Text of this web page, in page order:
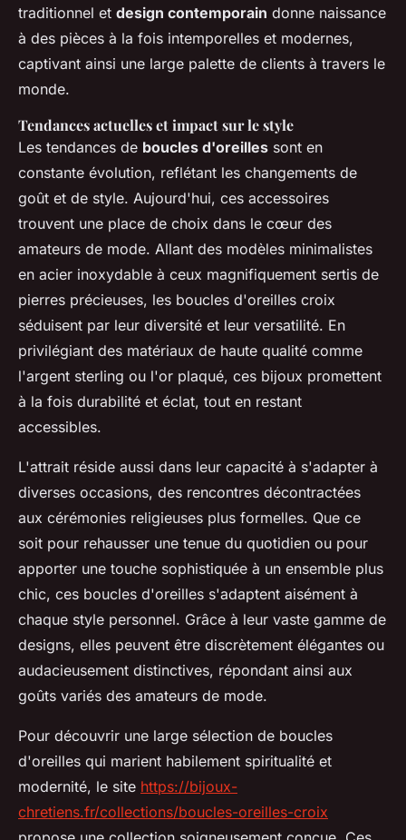
traditionnel et design contemporain donne naissance
à des pièces à la fois intemporelles et modernes,
captivant ainsi une large palette de clients à travers le
monde.
Tendances actuelles et impact sur le style
Les tendances de boucles d'oreilles sont en
constante évolution, reflétant les changements de
goût et de style. Aujourd'hui, ces accessoires
trouvent une place de choix dans le cœur des
amateurs de mode. Allant des modèles minimalistes
en acier inoxydable à ceux magnifiquement sertis de
pierres précieuses, les boucles d'oreilles croix
séduisent par leur diversité et leur versatilité. En
privilégiant des matériaux de haute qualité comme
l'argent sterling ou l'or plaqué, ces bijoux promettent
à la fois durabilité et éclat, tout en restant
accessibles.
L'attrait réside aussi dans leur capacité à s'adapter à
diverses occasions, des rencontres décontractées
aux cérémonies religieuses plus formelles. Que ce
soit pour rehausser une tenue du quotidien ou pour
apporter une touche sophistiquée à un ensemble plus
chic, ces boucles d'oreilles s'adaptent aisément à
chaque style personnel. Grâce à leur vaste gamme de
designs, elles peuvent être discrètement élégantes ou
audacieusement distinctives, répondant ainsi aux
goûts variés des amateurs de mode.
Pour découvrir une large sélection de boucles
d'oreilles qui marient habilement spiritualité et
modernité, le site https://bijoux-
chretiens.fr/collections/boucles-oreilles-croix